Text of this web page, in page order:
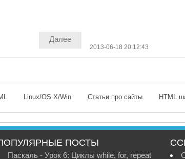
Далее
2013-06-18 20:12:43
Linux/OS X/Win Статьи про сайты HTML
ПОСТЫ
Паскаль - Урок 6: Циклы while, for, repeat